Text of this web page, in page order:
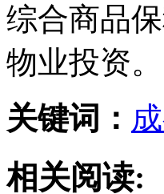
综合商品
物业投资。
关键词：
相关阅读: